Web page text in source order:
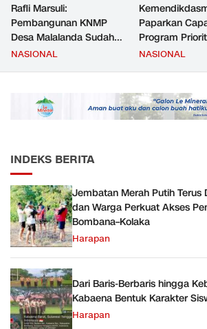
Rafli Marsuli:
Pembangunan KNMP
Desa Malalanda Sudah
Mencapai 69 Persen dan
JMD dan JMF
NASIONAL
Paparkan
Program
Kompetensi
NASIONAL
INDEKS BERITA
Jembatan Merah Putih Terus
dan Warga Perkuat Akses
Bombana–Kolaka
Harapan
Dari Baris-Berbaris hingga
Kabaena Bentuk Karakter
Harapan